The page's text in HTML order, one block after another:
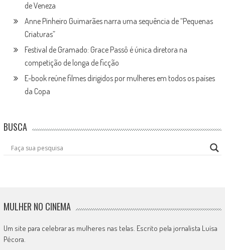
de Veneza
Anne Pinheiro Guimarães narra uma sequência de “Pequenas
Criaturas”
Festival de Gramado: Grace Passô é única diretora na
competição de longa de ficção
E-book reúne filmes dirigidos por mulheres em todos os países
da Copa
BUSCA
MULHER NO CINEMA
Um site para celebrar as mulheres nas telas. Escrito pela jornalista Luísa
Pécora.